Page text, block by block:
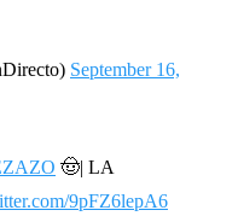
September 16,
🤠| LA
9pFZ6lepA6